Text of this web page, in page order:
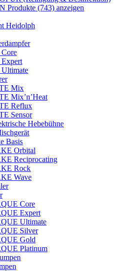
Produkte (743) anzeigen
Heidolph
Mix
Mix’n’Heat
Reflux
Sensor
Hebebühne
Basis
Orbital
Reciprocating
Rock
Wave
Core
Expert
Ultimate
Silver
Gold
Platinum